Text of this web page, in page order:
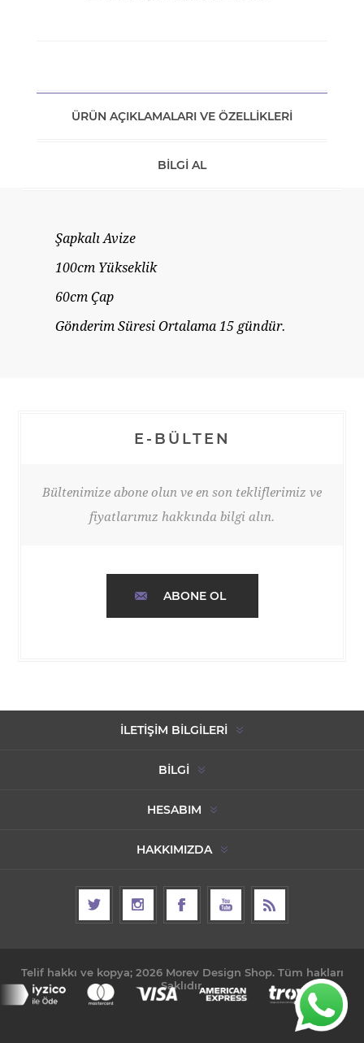
ÜRÜN AÇIKLAMALARI VE ÖZELLIKLERI
BILGI AL
Şapkalı Avize
100cm Yükseklik
60cm Çap
Gönderim Süresi Ortalama 15 gündür.
E-BÜLTEN
Bültenimize abone olun ve en son tekliflerimiz ve
fiyatlarımız hakkında bilgi alın.
ABONE OL
İLETIŞIM BILGILERI
BILGI
HESABIM
HAKKIMIZDA
Telif hakkı ve kopya; 2026 Morev Design Shop. Tüm hakları
Saklıdır.